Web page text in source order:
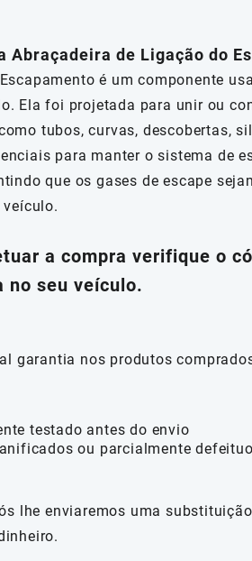
Abraçadeira de Ligação do
é um componente
Ela foi projetada para unir ou
tubos, curvas, descobertas,
para manter o sistema de
que os gases de escape
a compra verifique o
no seu veículo.
garantia nos produtos
testado antes do envio
ou parcialmente
lhe enviaremos uma